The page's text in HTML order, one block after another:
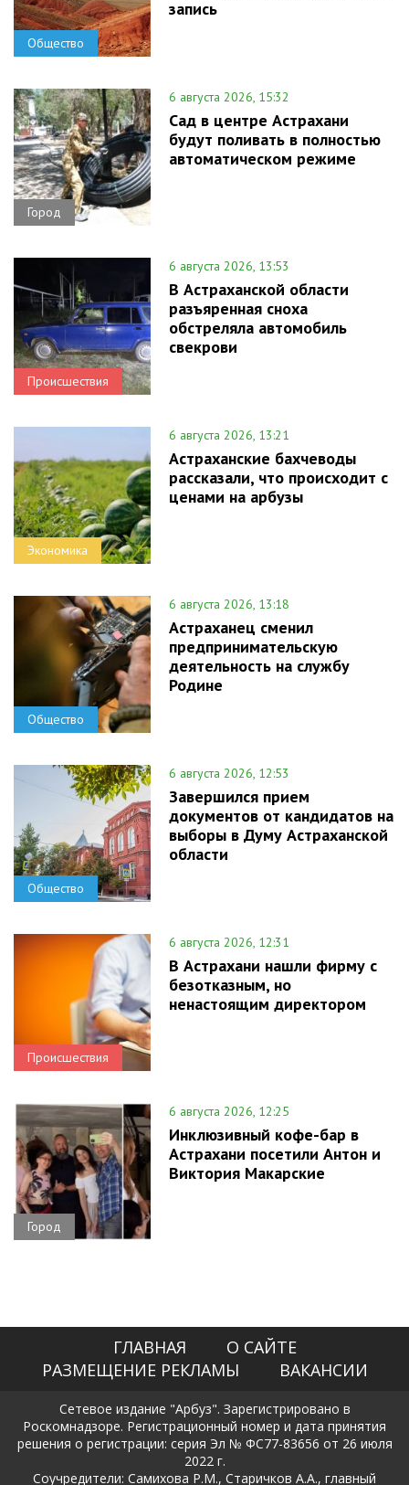
Общество
запись
Город
6 августа 2026, 15:32
Сад в центре Астрахани
будут поливать в полностью
автоматическом режиме
Происшествия
6 августа 2026, 13:53
В Астраханской области
разъяренная сноха
обстреляла автомобиль
свекрови
Экономика
6 августа 2026, 13:21
Астраханские бахчеводы
рассказали, что происходит с
ценами на арбузы
Общество
6 августа 2026, 13:18
Астраханец сменил
предпринимательскую
деятельность на службу
Родине
Общество
6 августа 2026, 12:53
Завершился прием
документов от кандидатов на
выборы в Думу Астраханской
области
Происшествия
6 августа 2026, 12:31
В Астрахани нашли фирму с
безотказным, но
ненастоящим директором
Город
6 августа 2026, 12:25
Инклюзивный кофе-бар в
Астрахани посетили Антон и
Виктория Макарские
ГЛАВНАЯ
О САЙТЕ
РАЗМЕЩЕНИЕ РЕКЛАМЫ
ВАКАНСИИ
Сетевое издание "Арбуз". Зарегистрировано в
Роскомнадзоре. Регистрационный номер и дата принятия
решения о регистрации: серия Эл № ФС77-83656 от 26 июля
2022 г.
Соучредители: Самихова Р.М., Старичков А.А., главный